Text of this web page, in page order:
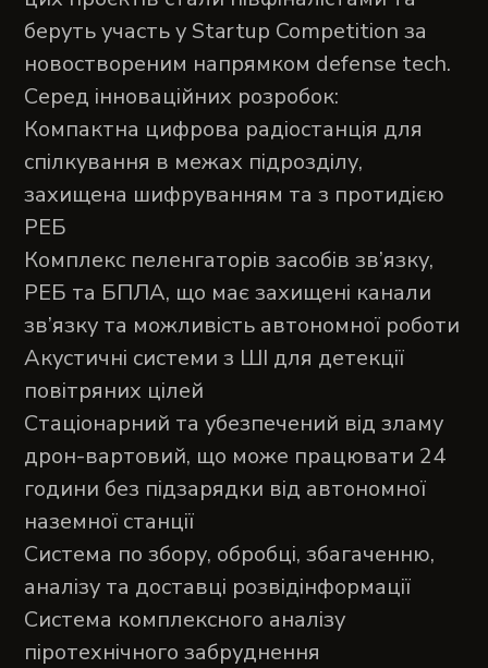
беруть участь у Startup Competition за
новоствореним напрямком defense tech.
Серед інноваційних розробок:
Компактна цифрова радіостанція для
спілкування в межах підрозділу,
захищена шифруванням та з протидією
РЕБ
Комплекс пеленгаторів засобів зв’язку,
РЕБ та БПЛА, що має захищені канали
зв’язку та можливість автономної роботи
Акустичні системи з ШІ для детекції
повітряних цілей
Стаціонарний та убезпечений від зламу
дрон-вартовий, що може працювати 24
години без підзарядки від автономної
наземної станції
Система по збору, обробці, збагаченню,
аналізу та доставці розвідінформації
Система комплексного аналізу
піротехнічного забруднення